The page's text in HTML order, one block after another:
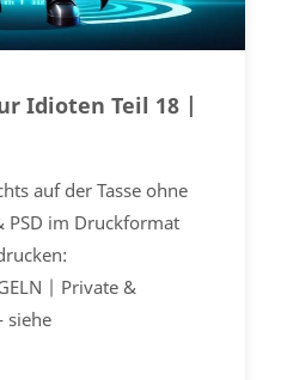
Idioten Teil 18 |
auf der Tasse ohne
PSD im Druckformat
| Private &
siehe